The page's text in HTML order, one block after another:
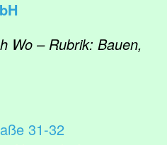
Wo – Rubrik: Bauen,
31-32